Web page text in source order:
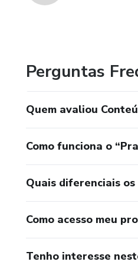
Perguntas
Quem avaliou
Como funciona o
Quais diferenciais
Como acesso meu
Tenho interesse